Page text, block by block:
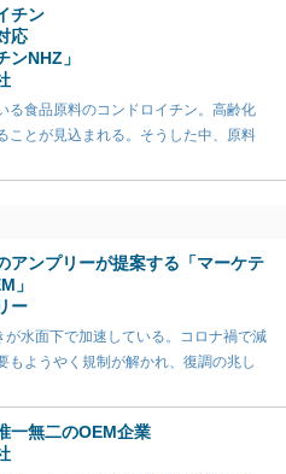
チン
応
ンNHZ」
る食品原料のコンドロイチン。高齢化
ことが見込まれる。そうした中、原料
アンプリーが提案する「マーケテ
」
ー
が水面下で加速している。コロナ禍で減
もようやく規制が解かれ、復調の兆し
一無二のOEM企業